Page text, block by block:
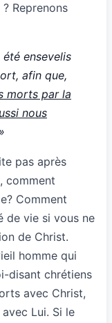
? Reprenons
ensevelis
afin que,
morts par la
nous
pas après
comment
Comment
de vie si vous ne
de Christ.
homme qui
disant chrétiens
avec Christ,
Lui. Si le